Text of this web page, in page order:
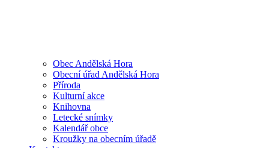
Obec Andělská Hora
Obecní úřad Andělská Hora
Příroda
Kulturní akce
Knihovna
Letecké snímky
Kalendář obce
Kroužky na obecním úřadě